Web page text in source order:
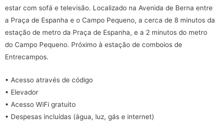
estar com sofá e televisão. Localizado na Avenida de Berna entre
a Praça de Espanha e o Campo Pequeno, a cerca de 8 minutos da
estação de metro da Praça de Espanha, e a 2 minutos do metro
do Campo Pequeno. Próximo à estação de comboios de
Entrecampos.
• Acesso através de código
• Elevador
• Acesso WiFi gratuito
• Despesas incluídas (água, luz, gás e internet)